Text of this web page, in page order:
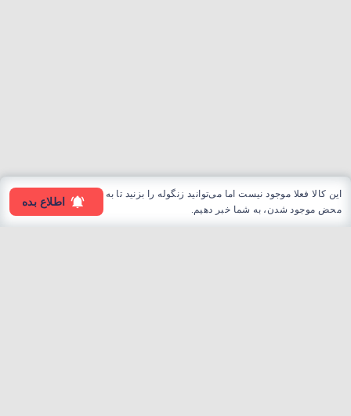
این کالا فعلا موجود نیست اما می‌توانید زنگوله را بزنید تا به
محض موجود شدن، به شما خبر دهیم.
اطلاع بده